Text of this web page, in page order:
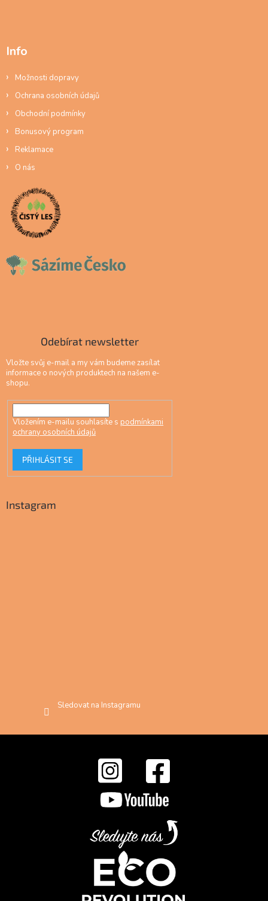
Info
Možnosti dopravy
Ochrana osobních údajů
Obchodní podmínky
Bonusový program
Reklamace
O nás
Odebírat newsletter
Vložte svůj e-mail a my vám budeme zasílat
informace o nových produktech na našem e-
shopu.
Vložením e-mailu souhlasíte s podmínkami
ochrany osobních údajů
PŘIHLÁSIT SE
Instagram
Sledovat na Instagramu